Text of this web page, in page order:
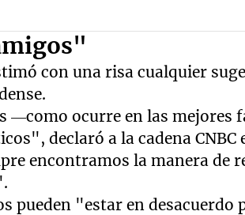
con una risa cualquier
—como ocurre en las mejores
declaró a la cadena
encontramos la manera de
pueden "estar en